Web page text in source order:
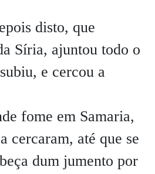
disto, que
Síria, ajuntou todo o
e cercou a
fome em Samaria,
cercaram, até que se
dum jumento por